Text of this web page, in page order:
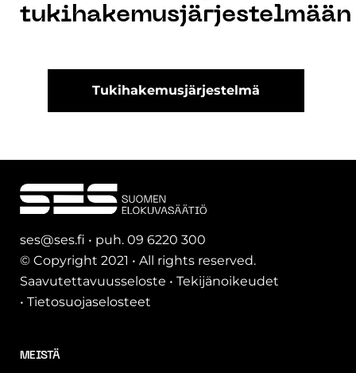
tukihakemusjärjestelmään
Tukihakemusjärjestelmä
ses@ses.fi • puh. 09 6220 300
© Copyright 2021 • All rights reserved.
Saavutettavuusseloste • Tekijänoikeudet
• Tietosuojaselosteet
MEISTÄ